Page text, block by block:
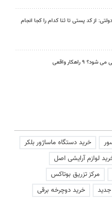
از کد پستی تا ثنا کدام را کجا انجام
راهکار واقعی
خرید دستگاه ماساژور بلکر
لوازم آرایشی اصل
مرکز تزریق بوتاکس
خرید دوچرخه برقی